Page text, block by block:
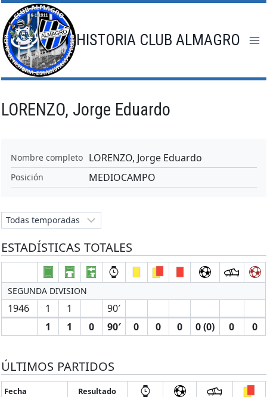
Saltar
al
contenido
HISTORIA CLUB ALMAGRO
LORENZO, Jorge Eduardo
Nombre completo LORENZO, Jorge Eduardo
Posición MEDIOCAMPO
ESTADÍSTICAS TOTALES
SEGUNDA DIVISION
1946 1 1
90′
1
1 0 90′ 0 0 0 0 (0) 0 0
ÚLTIMOS PARTIDOS
Fecha Resultado